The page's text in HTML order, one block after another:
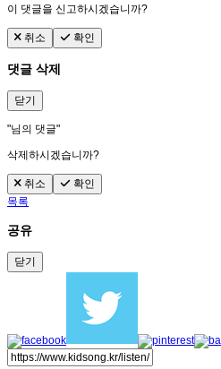
이 댓글을 신고하시겠습니까?
취소 확인
댓글 삭제
닫기
"님의 댓글"
삭제하시겠습니까?
취소
확인
목록
공유
닫기